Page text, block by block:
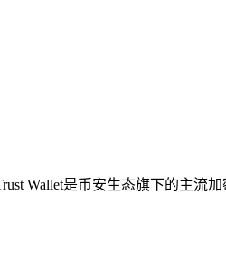
Wallet是币安生态旗下的主流